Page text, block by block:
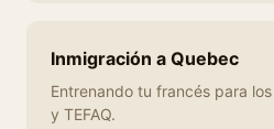
Inmigración a Quebec
Entrenando tu francés para
y TEFAQ.